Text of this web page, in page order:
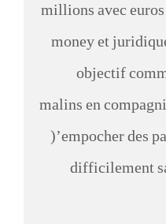
millions avec
money et
objectif
malins en
)’empocher des
difficilement